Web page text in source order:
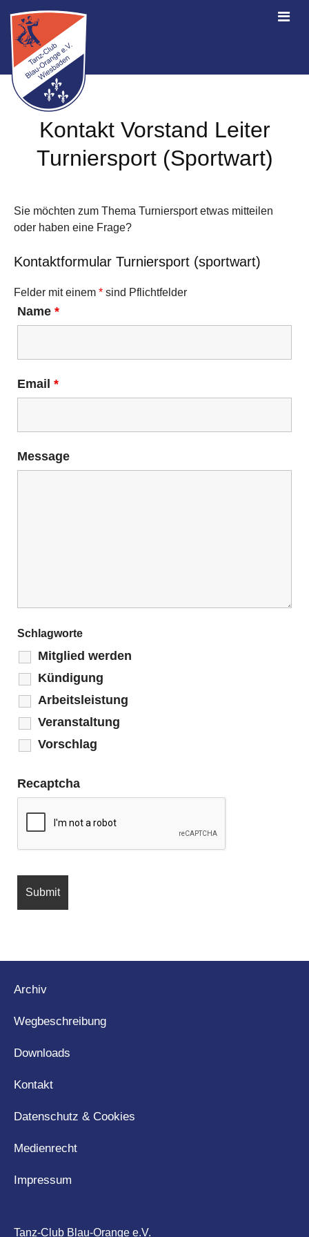
Kontakt Vorstand Leiter
Turniersport (Sportwart)
Sie möchten zum Thema Turniersport etwas mitteilen
oder haben eine Frage?
Kontaktformular Turniersport (sportwart)
Felder mit einem * sind Pflichtfelder
Name *
Email *
Message
Schlagworte
Mitglied werden
Kündigung
Arbeitsleistung
Veranstaltung
Vorschlag
Recaptcha
Archiv
Wegbeschreibung
Downloads
Kontakt
Datenschutz & Cookies
Medienrecht
Impressum
Tanz-Club Blau-Orange e.V.